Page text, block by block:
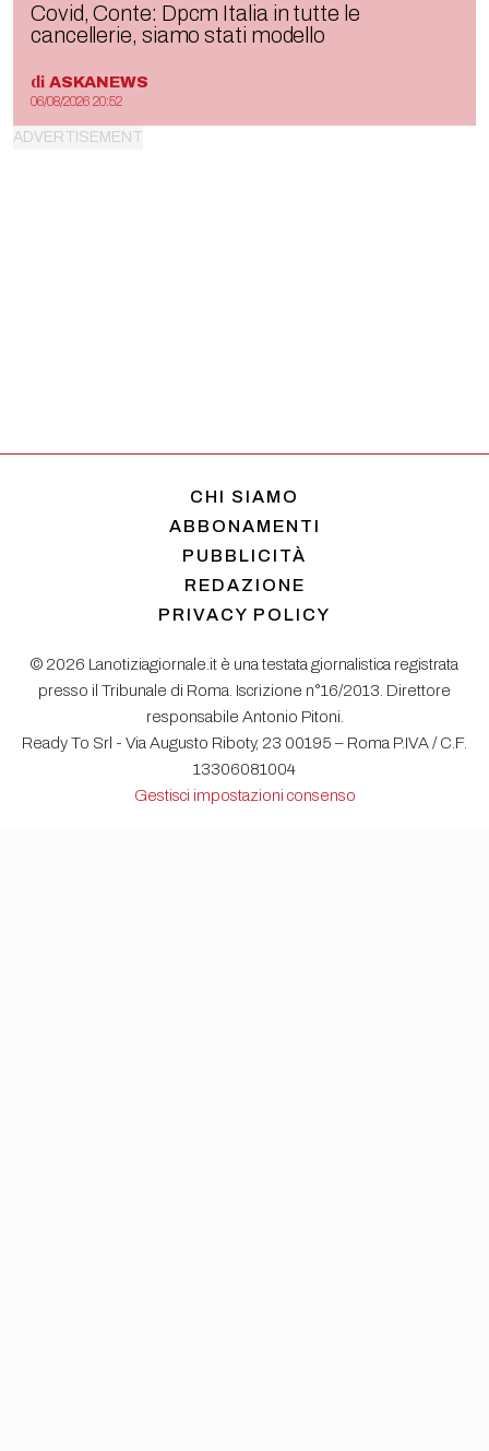
Covid, Conte: Dpcm Italia in tutte le
cancellerie, siamo stati modello
di ASKANEWS
06/08/2026 20:52
CHI SIAMO
ABBONAMENTI
PUBBLICITÀ
REDAZIONE
PRIVACY POLICY
© 2026 Lanotiziagiornale.it è una testata giornalistica registrata
presso il Tribunale di Roma. Iscrizione n°16/2013. Direttore
responsabile Antonio Pitoni.
Ready To Srl - Via Augusto Riboty, 23 00195 – Roma P.IVA / C.F.
13306081004
Gestisci impostazioni consenso